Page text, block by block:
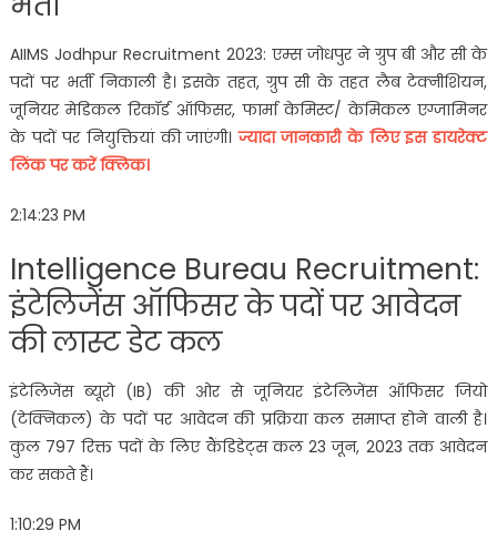
AIIMS Jodhpur Recruitment 2023: एम्स जोधपुर ने ग्रुप बी और सी के
पदों पर भर्ती निकाली है। इसके तहत, ग्रुप सी के तहत लैब टेक्नीशियन,
जूनियर मेडिकल रिकॉर्ड ऑफिसर, फार्मा केमिस्ट/ केमिकल एग्जामिनर
के पदों पर नियुक्तियां की जाएंगी।ज्यादा जानकारी के लिए इस डायरेक्ट
लिंक पर करें क्लिक।
2:14:23 PM
Intelligence Bureau Recruitment:
इंटेलिजेंस ऑफिसर के पदों पर आवेदन
की लास्ट डेट कल
इंटेलिजेंस ब्यूरो (IB) की ओर से जूनियर इंटेलिजेंस ऑफिसर जियो
(टेक्निकल) के पदों पर आवेदन की प्रक्रिया कल समाप्त होने वाली है।
कुल 797 रिक्त पदों के लिए कैंडिडेट्स कल 23 जून, 2023 तक आवेदन
कर सकते हैं।
1:10:29 PM